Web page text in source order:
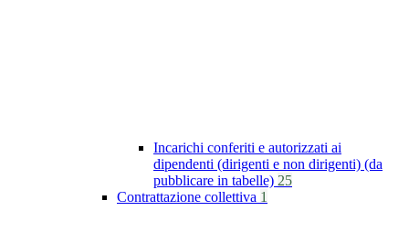
Incarichi conferiti e autorizzati ai
dipendenti (dirigenti e non dirigenti) (da
pubblicare in tabelle) 25
Contrattazione collettiva 1